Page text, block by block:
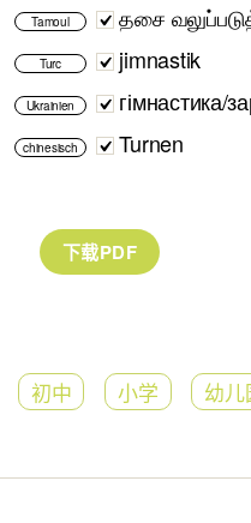
Tamoul தசை
Turc jimnastik
Ukrainien гімнастика/
chinesisch Turnen
初中 小学 幼儿